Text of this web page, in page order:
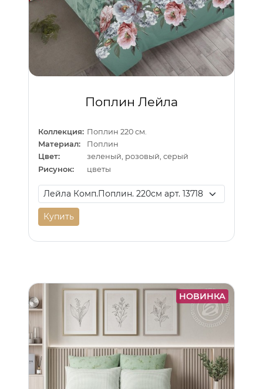
Поплин Лейла
Коллекция: Поплин 220 см.
Материал:
Поплин
Цвет:
зеленый, розовый, серый
Рисунок:
цветы
Купить
НОВИНКА